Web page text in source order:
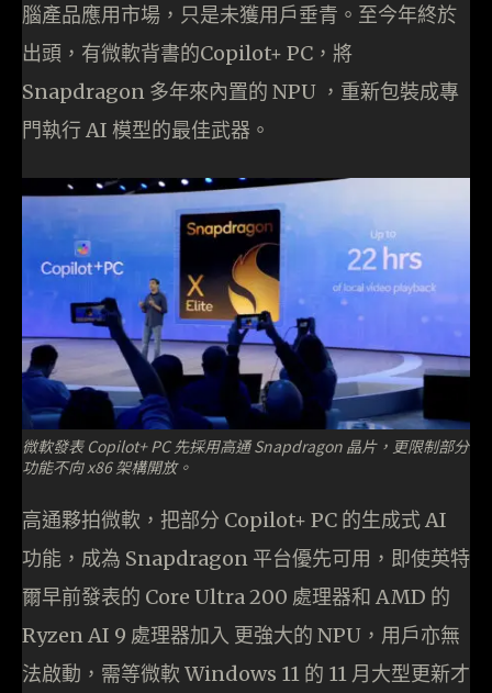
腦產品應用市場，只是未獲用戶垂青。至今年終於
出頭，有微軟背書的Copilot+ PC，將
Snapdragon 多年來內置的 NPU ，重新包裝成專
門執行 AI 模型的最佳武器。
微軟發表 Copilot+ PC 先採用高通 Snapdragon 晶片，更限制部分
功能不向 x86 架構開放。
高通夥拍微軟，把部分 Copilot+ PC 的生成式 AI
功能，成為 Snapdragon 平台優先可用，即使英特
爾早前發表的 Core Ultra 200 處理器和 AMD 的
Ryzen AI 9 處理器加入 更強大的 NPU，用戶亦無
法啟動，需等微軟 Windows 11 的 11 月大型更新才